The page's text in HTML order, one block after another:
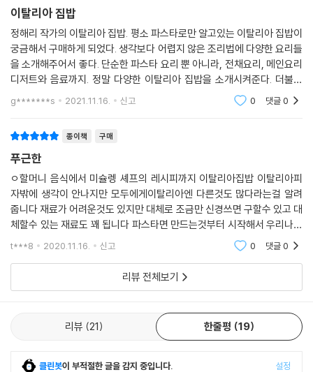
이탈리아 집밥
정해리 작가의 이탈리아 집밥. 평소 파스타로만 알고있는 이탈리아 집밥이
궁금해서 구매하게 되었다. 생각보다 어렵지 않은 조리법에 다양한 요리들
을 소개해주어서 좋다. 단순한 파스타 요리 뿐 아니라, 전채요리, 메인요리
디저트와 음료까지. 정말 다양한 이탈리아 집밥을 소개시켜준다. 더불어
나온 식재료들 또한 우리 주위에서 구하기 그리 어렵지 않은 재료들인 것
도 만족도를 높
g*******s 2021.11.16. 신고 0 댓글0
종이책 구매
푸근한
ㅇ할머니 음식에서 미슐렝 셰프의 레시피까지 이탈리아집밥 이탈리아피
자밖에 생각이 안나지만 모두에게이탈리아엔 다른것도 많다라는걸 알려
줍니다 재료가 어려운것도 있지만 대체로 조금만 신경쓰면 구할수 있고 대
체할수 있는 재료도 꽤 됩니다 파스타면 만드는것부터 시작해서 우리나라
칼국수 처럼 만들면됩니다 다양한스프에 샐러드에 파스타까지 디저트도
t***8 2020.11.16. 신고 0 댓글0
리뷰 전체보기
리뷰 21 한줄평 19
클린봇이 부적절한 글을 감지 중입니다. 설정